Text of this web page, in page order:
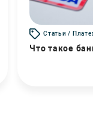
Статьи /
Что такое